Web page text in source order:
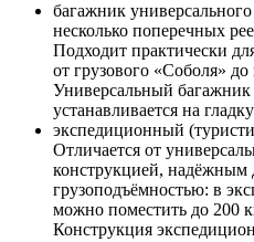
багажник
несколько поперечных
Подходит практически
от грузового «Соболя»
Универсальный багажник
устанавливается на
экспедиционный
Отличается от
конструкцией,
грузоподъёмностью: в
можно поместить до 200
Конструкция